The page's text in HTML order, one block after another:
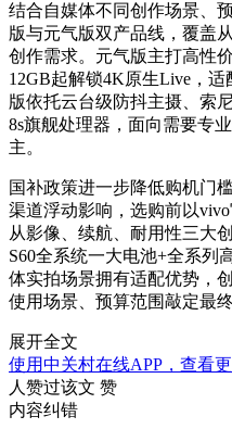
结合自媒体不同创作场景、
版与元气版双产品线，覆盖
创作需求。元气版主打高性
12GB起解锁4K原生Live，
版依托云台级防抖主摄、索
8s旗舰处理器，面向需要专
主。
国补政策进一步降低购机门
渠道浮动影响，选购前以
从影像、续航、耐用性三大
S60全系统一大电池+全系列
体实拍场景拥有适配优势，
使用场景、预算范围敲定最终
展开全文
使用中关村在线APP，查看
人赞过该文 赞
内容纠错